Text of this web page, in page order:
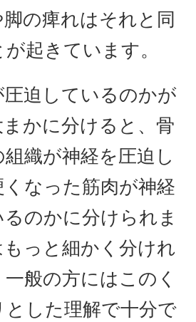
の痺れはそれと同
起きています。
圧迫しているのかが
かに分けると、骨
織が神経を圧迫し
なった筋肉が神経
のかに分けられま
っと細かく分けれ
般の方にはこのく
とした理解で十分で